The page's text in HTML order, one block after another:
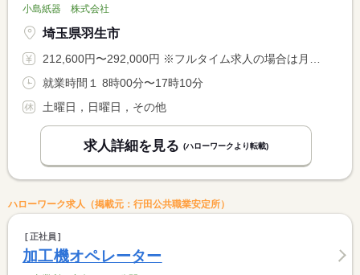
小島紙器 株式会社
埼玉県羽生市
212,600円〜292,000円 ※フルタイム求人の場合は月額（換算額）、パート求人の場合は時間額を表示しています。
就業時間１ 8時00分〜17時10分
土曜日，日曜日，その他
求人詳細を見る (ハローワークより転載)
ハローワーク求人（掲載元：行田公共職業安定所）
正社員
加工機オペレーター